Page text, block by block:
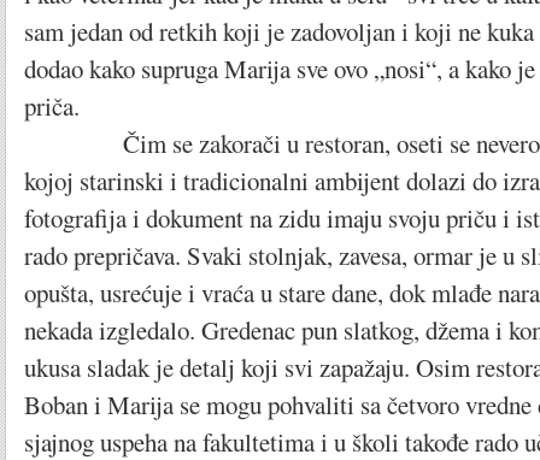
sam jedan od retkih koji je zadovoljan i koji ne
dodao kako supruga Marija sve ovo „nosi“, a kako
priča.
Čim se zakorači u restoran, oseti se
kojoj starinski i tradicionalni ambijent dolazi do
fotografija i dokument na zidu imaju svoju priču i
rado prepričava. Svaki stolnjak, zavesa, ormar je u
opušta, usrećuje i vraća u stare dane, dok mlađe
nekada izgledalo. Gredenac pun slatkog, džema i
ukusa sladak je detalj koji svi zapažaju. Osim
Boban i Marija se mogu pohvaliti sa četvoro vredne
sjajnog uspeha na fakultetima i u školi takođe rado